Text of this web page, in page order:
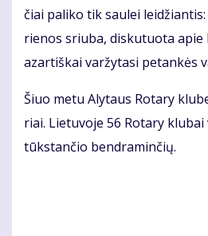
čiai pa­li­ko tik sau­lei
rie­nos sriu­ba, dis­ku­tuo­ta apie
azar­tiš­kai var­žy­ta­si pe­tan­kės
Šiuo me­tu Aly­taus Ro­ta­ry
riai. Lie­tu­vo­je 56 Ro­ta­ry
tūks­tan­čio ben­dra­min­čių.